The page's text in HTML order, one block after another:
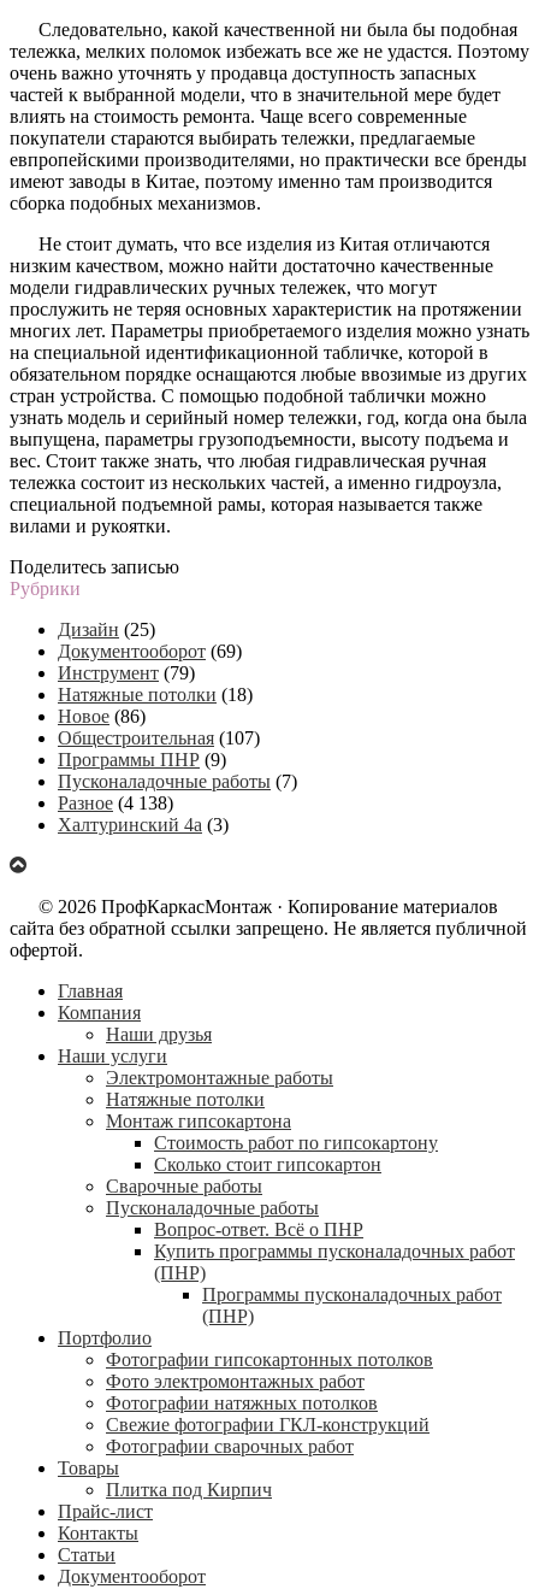
Следовательно, какой качественной ни была бы подобная
тележка, мелких поломок избежать все же не удастся. Поэтому
очень важно уточнять у продавца доступность запасных
частей к выбранной модели, что в значительной мере будет
влиять на стоимость ремонта. Чаще всего современные
покупатели стараются выбирать тележки, предлагаемые
евпропейскими производителями, но практически все бренды
имеют заводы в Китае, поэтому именно там производится
сборка подобных механизмов.
Не стоит думать, что все изделия из Китая отличаются
низким качеством, можно найти достаточно качественные
модели гидравлических ручных тележек, что могут
прослужить не теряя основных характеристик на протяжении
многих лет. Параметры приобретаемого изделия можно узнать
на специальной идентификационной табличке, которой в
обязательном порядке оснащаются любые ввозимые из других
стран устройства. С помощью подобной таблички можно
узнать модель и серийный номер тележки, год, когда она была
выпущена, параметры грузоподъемности, высоту подъема и
вес. Стоит также знать, что любая гидравлическая ручная
тележка состоит из нескольких частей, а именно гидроузла,
специальной подъемной рамы, которая называется также
вилами и рукоятки.
Поделитесь записью
Рубрики
Дизайн (25)
Документооборот (69)
Инструмент (79)
Натяжные потолки (18)
Новое (86)
Общестроительная (107)
Программы ПНР (9)
Пусконаладочные работы (7)
Разное (4 138)
Халтуринский 4а (3)
© 2026 ПрофКаркасМонтаж · Копирование материалов
сайта без обратной ссылки запрещено. Не является публичной
офертой.
Главная
Компания
Наши друзья
Наши услуги
Электромонтажные работы
Натяжные потолки
Монтаж гипсокартона
Стоимость работ по гипсокартону
Сколько стоит гипсокартон
Сварочные работы
Пусконаладочные работы
Вопрос-ответ. Всё о ПНР
Купить программы пусконаладочных работ
(ПНР)
Программы пусконаладочных работ
(ПНР)
Портфолио
Фотографии гипсокартонных потолков
Фото электромонтажных работ
Фотографии натяжных потолков
Свежие фотографии ГКЛ-конструкций
Фотографии сварочных работ
Товары
Плитка под Кирпич
Прайс-лист
Контакты
Статьи
Документооборот